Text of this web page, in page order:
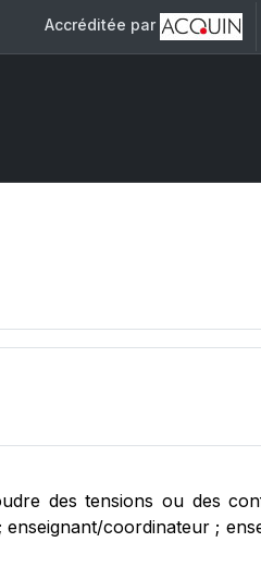
Accréditée par
des tensions ou des
coordinateur ;